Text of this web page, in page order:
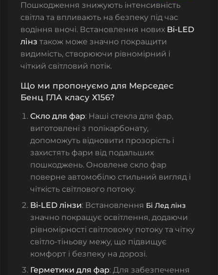
Пошкодження знижують інтенсивність
світла та впливають на безпеку під час
водіння вночі. Встановлення нових Bi-LED
лінз також може значно покращити
видимість, створюючи рівномірний і
чіткий світловий потік.
Що ми пропонуємо для Мерседес
Бенц ГЛА класу Х156?
Скло для фар: Наші стекла для фар,
виготовлені з полікарбонату,
допоможуть відновити прозорість і
захистять фари від подальших
пошкоджень. Оновлене скло фар
поверне автомобілю стильний вигляд і
чіткість світлового потоку.
Bi-LED лінзи: Встановлення Бі Лед лінз
значно покращує освітлення, додаючи
рівномірності світловому потоку та чітку
світло-тіньову межу, що підвищує
комфорт і безпеку на дорозі.
Герметики для фар: Для забезпечення